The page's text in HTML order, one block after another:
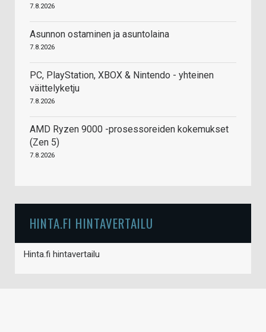
7.8.2026
Asunnon ostaminen ja asuntolaina
7.8.2026
PC, PlayStation, XBOX & Nintendo - yhteinen
väittelyketju
7.8.2026
AMD Ryzen 9000 -prosessoreiden kokemukset
(Zen 5)
7.8.2026
HINTA.FI HINTAVERTAILU
Hinta.fi hintavertailu